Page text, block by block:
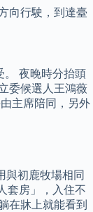
向行駛，到達臺
。 夜晚時分抬頭
委候選人王鴻薇
主席陪同，另外
與初鹿牧場相同
套房」，入住不
在牀上就能看到